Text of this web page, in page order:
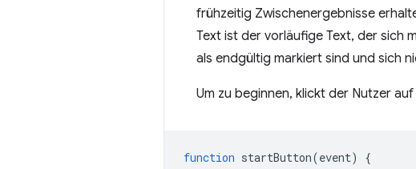
frühzeitig Zwischenergebnisse
Text ist der vorläufige Text, der sich
als endgültig markiert sind und sich
Um zu beginnen, klickt der Nutzer
function startButton(event)
{